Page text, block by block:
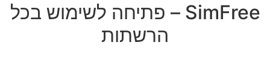
SimFree – פתיחה לשימוש בכל
הרשתות